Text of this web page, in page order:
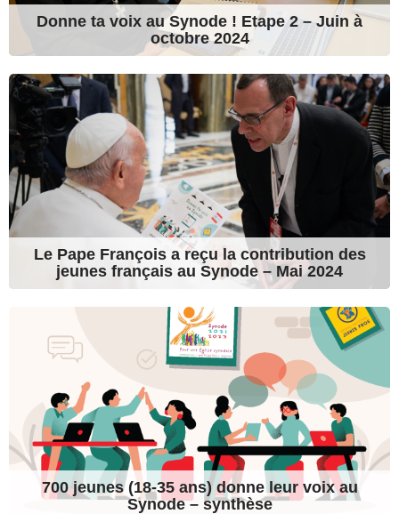
Donne ta voix au Synode ! Etape 2 – Juin à
octobre 2024
Le Pape François a reçu la contribution des
jeunes français au Synode – Mai 2024
700 jeunes (18-35 ans) donne leur voix au
Synode – synthèse